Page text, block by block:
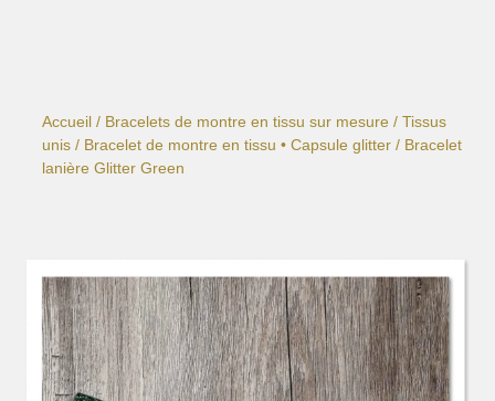
Accueil / Bracelets de montre en tissu sur mesure /Tissus
unis / Bracelet de montre en tissu • Capsule glitter / Bracelet
lanière Glitter Green